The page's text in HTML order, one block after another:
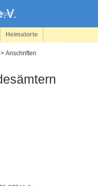
Heimatorte
Anschriften